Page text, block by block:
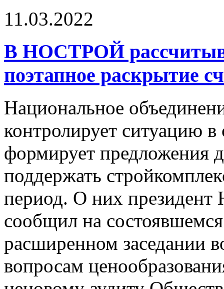
11.03.2022
В НОСТРОЙ
поэтапное раскрытие
Национальное
контролирует ситуацию в
формирует предложения
поддержать
период. О них
сообщил на
расширенном заседании
вопросам